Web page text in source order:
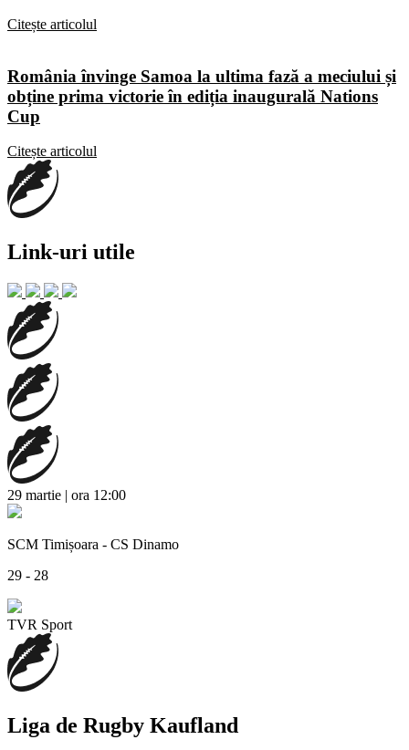
Citește articolul
România învinge Samoa la ultima fază a meciului și
obține prima victorie în ediția inaugurală Nations
Cup
Citește articolul
Link-uri utile
29 martie | ora 12:00
SCM Timișoara - CS Dinamo
29 - 28
TVR Sport
Liga de Rugby Kaufland